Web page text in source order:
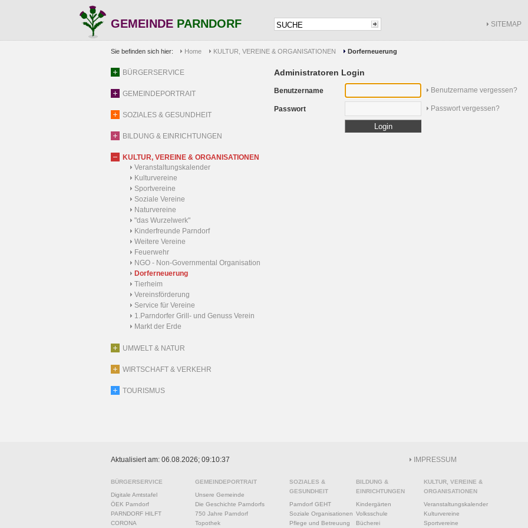
GEMEINDE PARNDORF SITEMAP
Sie befinden sich hier: Home KULTUR, VEREINE & ORGANISATIONEN Dorferneuerung
BÜRGERSERVICE
GEMEINDEPORTRAIT
SOZIALES & GESUNDHEIT
BILDUNG & EINRICHTUNGEN
KULTUR, VEREINE & ORGANISATIONEN
Veranstaltungskalender
Kulturvereine
Sportvereine
Soziale Vereine
Naturvereine
"das Wurzelwerk"
Kinderfreunde Parndorf
Weitere Vereine
Feuerwehr
NGO - Non-Governmental Organisation
Dorferneuerung
Tierheim
Vereinsförderung
Service für Vereine
1.Parndorfer Grill- und Genuss Verein
Markt der Erde
UMWELT & NATUR
WIRTSCHAFT & VERKEHR
TOURISMUS
Administratoren Login
Benutzername Benutzername vergessen?
Passwort Passwort vergessen?
Aktualisiert am: 06.08.2026; 09:10:37 IMPRESSUM
BÜRGERSERVICE
Digitale Amtstafel
ÖEK Parndorf
PARNDORF HILFT
CORONA
GEMEINDEPORTRAIT
Unsere Gemeinde
Die Geschichte Parndorfs
750 Jahre Parndorf
Topothek
SOZIALES &
GESUNDHEIT
Parndorf GEHT
Soziale Organisationen
Pflege und Betreuung
BILDUNG &
EINRICHTUNGEN
Kindergärten
Volksschule
Bücherei
KULTUR, VEREINE &
ORGANISATIONEN
Veranstaltungskalender
Kulturvereine
Sportvereine